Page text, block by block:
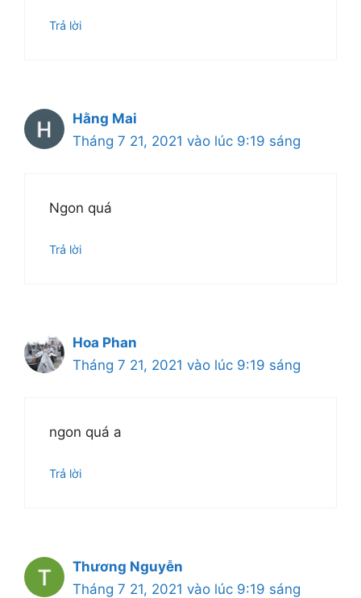
Trả lời
Hằng Mai
Tháng 7 21, 2021 vào lúc 9:19 sáng
Ngon quá
Trả lời
Hoa Phan
Tháng 7 21, 2021 vào lúc 9:19 sáng
ngon quá a
Trả lời
Thương Nguyễn
Tháng 7 21, 2021 vào lúc 9:19 sáng